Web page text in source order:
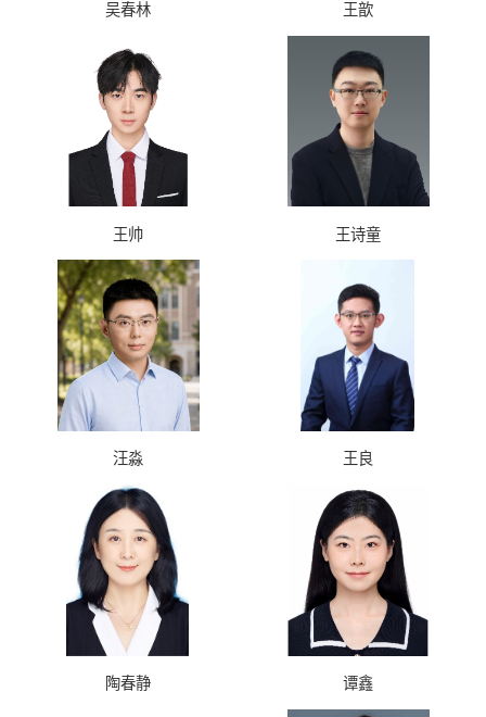
吴春林 王歆
王帅 王诗童
汪淼 王良
陶春静 谭鑫